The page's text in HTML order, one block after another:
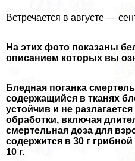
Встречается в августе —
На этих фото показаны
описанием которых вы
Бледная поганка
содержащийся в тканях
устойчив и не
обработки, включая
cмepтельная доза для
содержится в 30 г
10 г.